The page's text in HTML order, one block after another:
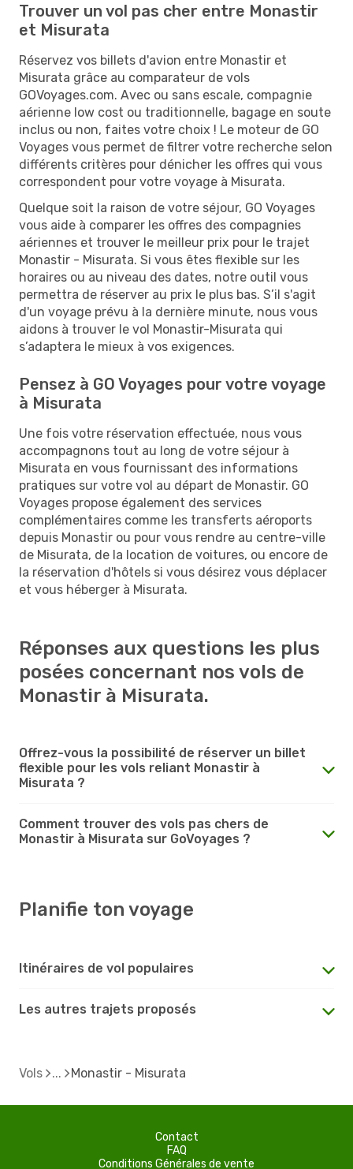
Trouver un vol pas cher entre Monastir
et Misurata
Réservez vos billets d'avion entre Monastir et
Misurata grâce au comparateur de vols
GOVoyages.com. Avec ou sans escale, compagnie
aérienne low cost ou traditionnelle, bagage en soute
inclus ou non, faites votre choix ! Le moteur de GO
Voyages vous permet de filtrer votre recherche selon
différents critères pour dénicher les offres qui vous
correspondent pour votre voyage à Misurata.
Quelque soit la raison de votre séjour, GO Voyages
vous aide à comparer les offres des compagnies
aériennes et trouver le meilleur prix pour le trajet
Monastir - Misurata. Si vous êtes flexible sur les
horaires ou au niveau des dates, notre outil vous
permettra de réserver au prix le plus bas. S’il s'agit
d'un voyage prévu à la dernière minute, nous vous
aidons à trouver le vol Monastir-Misurata qui
s’adaptera le mieux à vos exigences.
Pensez à GO Voyages pour votre voyage
à Misurata
Une fois votre réservation effectuée, nous vous
accompagnons tout au long de votre séjour à
Misurata en vous fournissant des informations
pratiques sur votre vol au départ de Monastir. GO
Voyages propose également des services
complémentaires comme les transferts aéroports
depuis Monastir ou pour vous rendre au centre-ville
de Misurata, de la location de voitures, ou encore de
la réservation d'hôtels si vous désirez vous déplacer
et vous héberger à Misurata.
Réponses aux questions les plus
posées concernant nos vols de
Monastir à Misurata.
Offrez-vous la possibilité de réserver un billet
flexible pour les vols reliant Monastir à
Misurata ?
Comment trouver des vols pas chers de
Monastir à Misurata sur GoVoyages ?
Planifie ton voyage
Itinéraires de vol populaires
Les autres trajets proposés
Vols Monastir - Misurata
Contact
FAQ
Conditions Générales de vente